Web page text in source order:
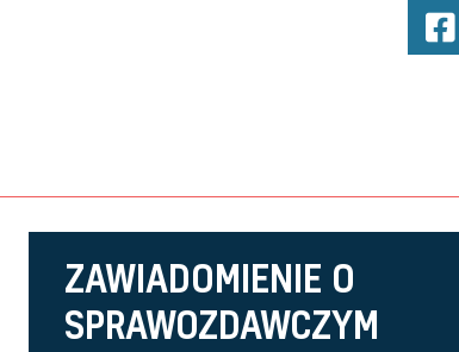
ZAWIADOMIENIE O
SPRAWOZDAWCZYM